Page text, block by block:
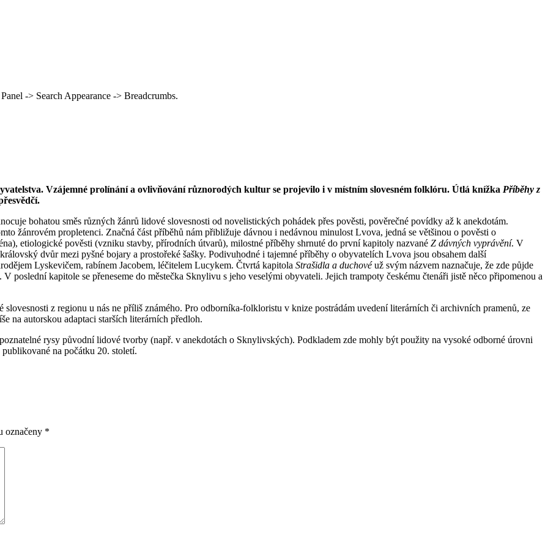
-> Search Appearance -> Breadcrumbs.
Vzájemné prolínání a ovlivňování různorodých kultur se projevilo i v místním slovesném folklóru. Útlá knížka Příběhy z
bohatou směs různých žánrů lidové slovesnosti od novelistických pohádek přes pověsti, pověrečné povídky až k anekdotám.
žánrovém propletenci. Značná část příběhů nám přibližuje dávnou i nedávnou minulost Lvova, jedná se většinou o pověsti o
etiologické pověsti (vzniku stavby, přírodních útvarů), milostné příběhy shrnuté do první kapitoly nazvané Z dávných vyprávění. V
dvůr mezi pyšné bojary a prostořeké šašky. Podivuhodné i tajemné příběhy o obyvatelích Lvova jsou obsahem další
Lyskevičem, rabínem Jacobem, léčitelem Lucykem. Čtvrtá kapitola Strašidla a duchovéuž svým názvem naznačuje, že zde půjde
poslední kapitole se přeneseme do městečka Sknylivu s jeho veselými obyvateli. Jejich trampoty českému čtenáři jistě něco připomenou a
z regionu u nás ne příliš známého. Pro odborníka-folkloristu v knize postrádám uvedení literárních či archivních pramenů, ze
na autorskou adaptaci starších literárních předloh.
rysy původní lidové tvorby (např. v anekdotách o Sknylivských). Podkladem zde mohly být použity na vysoké odborné úrovni
na počátku 20. století.
označeny *